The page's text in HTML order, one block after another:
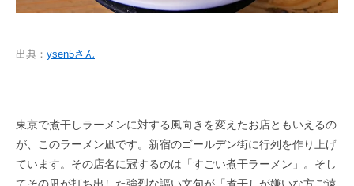
出典： ysen5さん
東京で煮干しラーメンに対する風向きを変えたお店ともいえるの
が、このラーメン凪です。新宿のゴールデン街に行列を作り上げ
ています。その店名に冠するのは「すごい煮干ラーメン」。そし